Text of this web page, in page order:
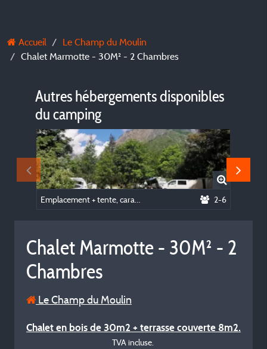
Accueil
Le Champ du Moulin
Chalet Marmotte - 30M² - 2 Chambres
Autres hébergements disponibles
du camping
2-6
Chalet Marmotte - 30M² - 2
Chambres
Le Champ du Moulin
Chalet en bois de 30m2 + terrasse couverte 8m2.
TVA incluse.